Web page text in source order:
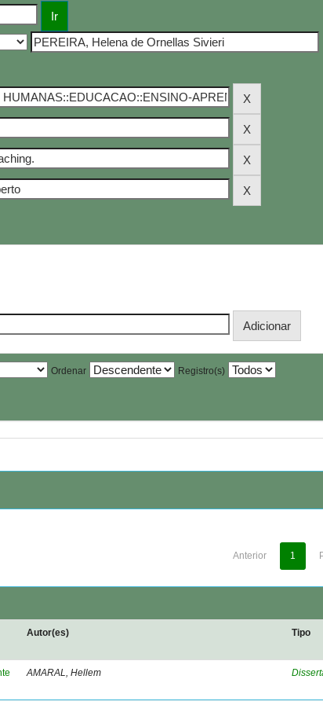
Ordenar Registro(s)
Anterior 1
Autor(es) Tipo
AMARAL, Hellem